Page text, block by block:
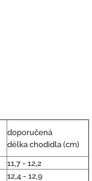
doporučená
délka chodidla (cm)
11,7 - 12,2
12,4 - 12,9